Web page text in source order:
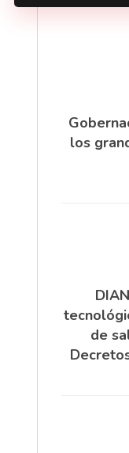
los
de